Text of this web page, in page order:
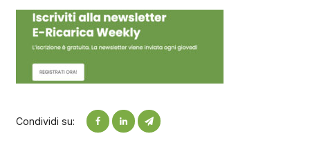
Condividi su: